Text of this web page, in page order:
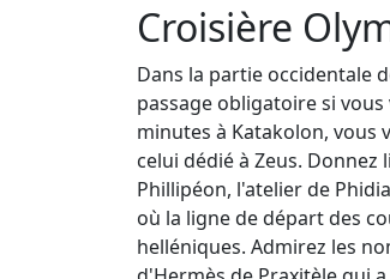
Croisière
Dans la partie occidentale
passage obligatoire si vous
minutes à Katakolon, vous
celui dédié à Zeus.
Phillipéon, l'atelier de
où la ligne de départ des
helléniques. Admirez les